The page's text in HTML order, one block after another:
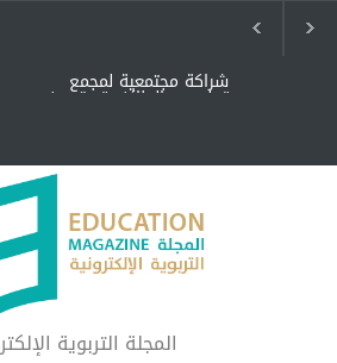
شراكة مجتمعية لمجمع
تعليمي بالطائف تستهدف
المجلة التربوية